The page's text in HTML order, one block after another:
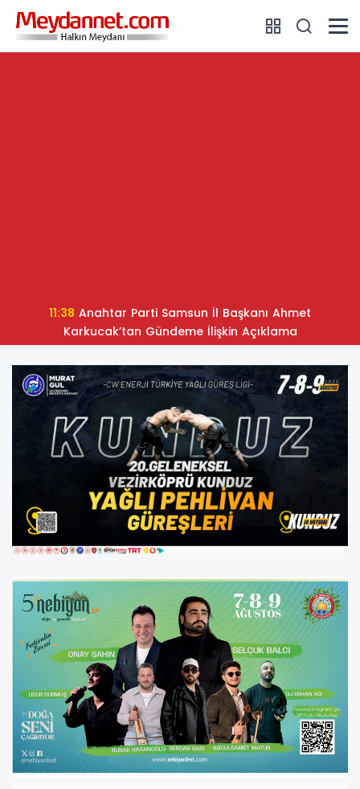
11:38
Karkucak’tan Gündeme İlişkin Açıklama